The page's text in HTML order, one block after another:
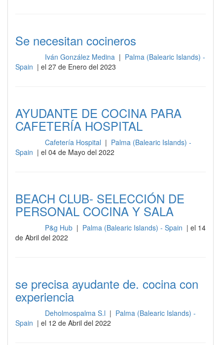
Se necesitan cocineros
Iván González Medina | Palma (Balearic Islands) -
Spain | el 27 de Enero del 2023
AYUDANTE DE COCINA PARA
CAFETERÍA HOSPITAL
Cafetería Hospital | Palma (Balearic Islands) -
Spain | el 04 de Mayo del 2022
BEACH CLUB- SELECCIÓN DE
PERSONAL COCINA Y SALA
P&g Hub | Palma (Balearic Islands) - Spain | el 14
de Abril del 2022
se precisa ayudante de. cocina con
experiencia
Deholmospalma S.l | Palma (Balearic Islands) -
Spain | el 12 de Abril del 2022